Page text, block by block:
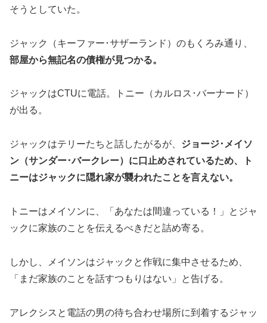
そうとしていた。
ジャック（キーファー･サザーランド）のもくろみ通り、
部屋から無記名の債権が見つかる。
ジャックはCTUに電話。トニー（カルロス･バーナード）
が出る。
ジャックはテリーたちと話したがるが、 ジョージ･メイソ
ン（サンダー･バークレー）に口止めされているため、ト
ニーはジャックに隠れ家が襲われたことを言えない。
トニーはメイソンに、「あなたは間違っている！」とジャ
ックに家族のことを伝えるべきだと詰め寄る。
しかし、メイソンはジャックと作戦に集中させるため、
「まだ家族のことを話すつもりはない」と告げる。
アレクシスと電話の男の待ち合わせ場所に到着するジャッ